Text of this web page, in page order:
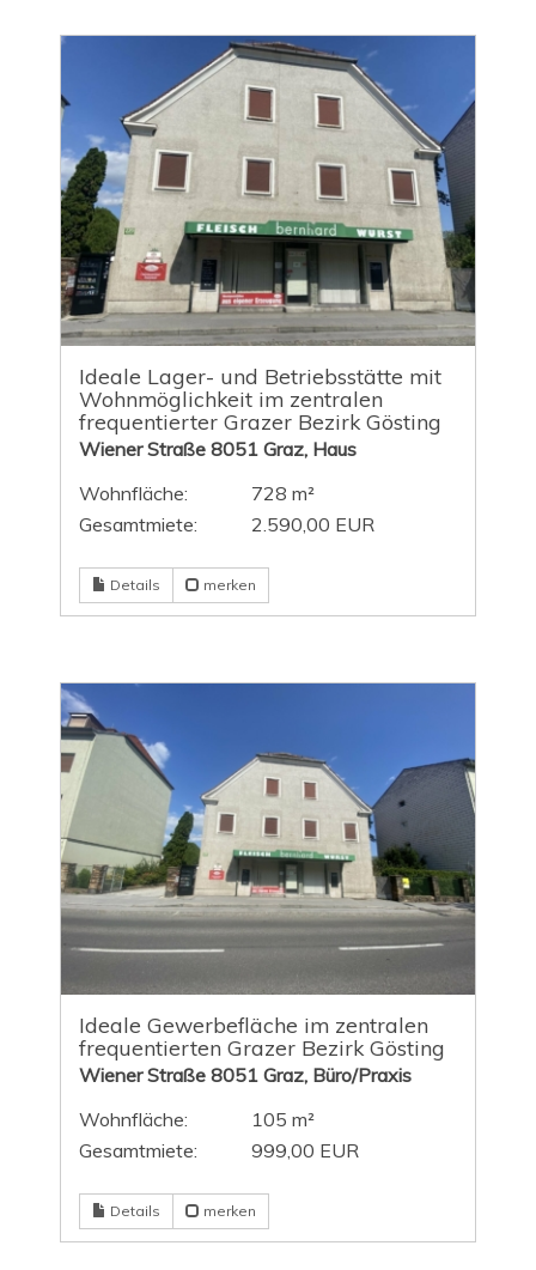
Ideale Lager- und Betriebsstätte mit
Wohnmöglichkeit im zentralen
frequentierter Grazer Bezirk Gösting
Wiener Straße 8051 Graz, Haus
Wohnfläche:
728 m²
Gesamtmiete:
2.590,00 EUR
Details merken
Ideale Gewerbefläche im zentralen
frequentierten Grazer Bezirk Gösting
Wiener Straße 8051 Graz, Büro/Praxis
Wohnfläche:
105 m²
Gesamtmiete:
999,00 EUR
Details merken